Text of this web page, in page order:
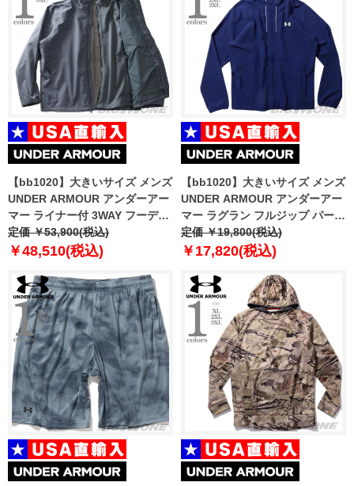
【bb1020】大きいサイズ メンズ
UNDER ARMOUR アンダーアー
マー ライナー付 3WAY フーデッ
ド ジャケット USA直輸入
1371585-012
定価 ￥53,900(税込)
￥48,510(税込)
【bb1020】大きいサイズ メンズ
UNDER ARMOUR アンダーアー
マー ラグラン フルジップ パーカ
ー ウィンドブレーカー USA直輸
入 1377171-468
定価 ￥19,800(税込)
￥17,820(税込)